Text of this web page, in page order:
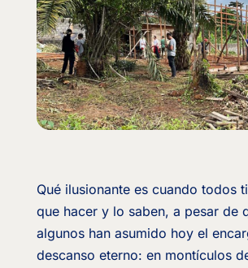
Qué ilusionante es cuando todos
que hacer y lo saben, a pesar de
algunos han asumido hoy el
descanso eterno: en montículos